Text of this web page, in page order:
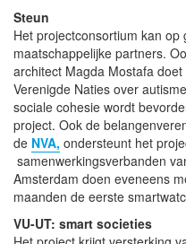
Steun
Het projectconsortium kan
maatschappelijke partners.
architect Magda Mostafa
Verenigde Naties over
sociale cohesie wordt
project. Ook de
de NVA, ondersteunt het
samenwerkingsverbanden
Amsterdam doen eveneens
maanden de eerste
VU-UT: smart societies